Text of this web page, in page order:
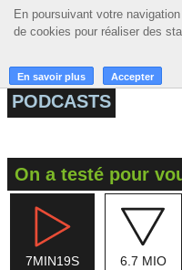
En poursuivant votre
de cookies pour réaliser des
En savoir plus Accepter
En poursuivant votre
de cookies pour réaliser des
En savoir plus Accepter
ACCUEIL
MUSIQUE
ACTIONS
PODCASTS
On a testé pour
7MIN19S 6.7 MIO